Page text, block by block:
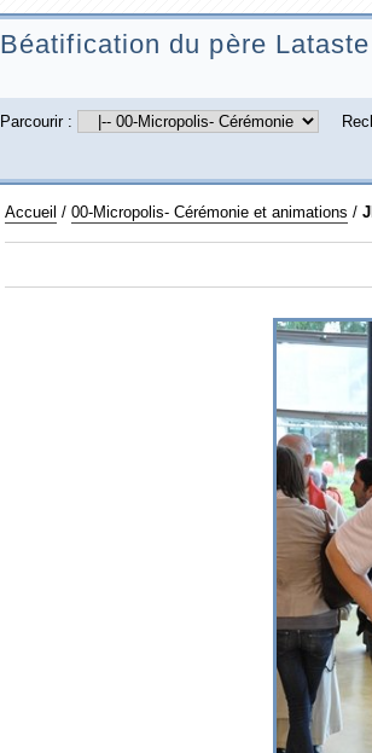
Béatification du père
Parcourir :
Accueil / 00-Micropolis- Cérémonie et animations /